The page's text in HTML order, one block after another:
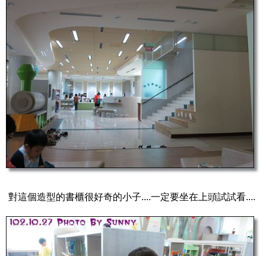
對這個造型的書櫃很好奇的小子....一定要坐在上頭試試看....